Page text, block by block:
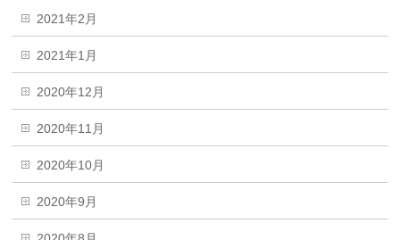
2021年2月
2021年1月
2020年12月
2020年11月
2020年10月
2020年9月